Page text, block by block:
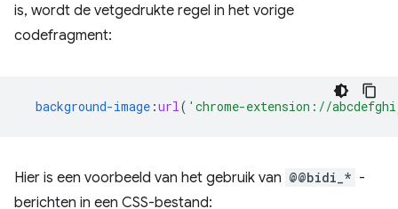
is, wordt de vetgedrukte regel in het vorige
codefragment:
background-image :url ( 'chrome-extension://
Hier is een voorbeeld van het gebruik van @@bidi_* -
berichten in een CSS-bestand: